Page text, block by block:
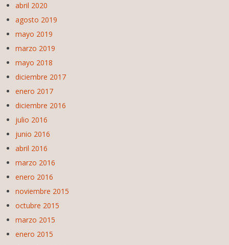
abril 2020
agosto 2019
mayo 2019
marzo 2019
mayo 2018
diciembre 2017
enero 2017
diciembre 2016
julio 2016
junio 2016
abril 2016
marzo 2016
enero 2016
noviembre 2015
octubre 2015
marzo 2015
enero 2015